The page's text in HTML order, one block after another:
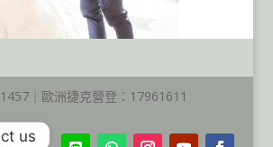
｜歐洲捷克營登：17961611
us